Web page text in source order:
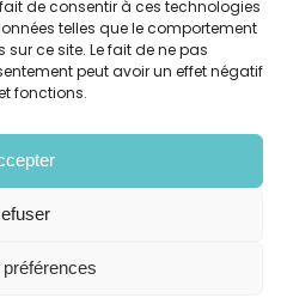
de consentir à ces technologies
telles que le comportement
ce site. Le fait de ne pas
peut avoir un effet négatif
fonctions.
Podcast
loin